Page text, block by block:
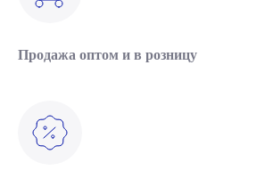
Продажа оптом и в розницу